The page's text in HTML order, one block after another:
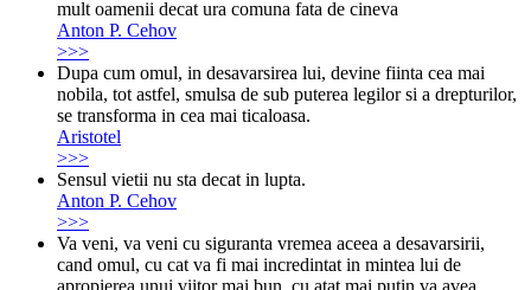
mult oamenii decat ura comuna fata de cineva
Anton P. Cehov
>>>
Dupa cum omul, in desavarsirea lui, devine fiinta cea mai
nobila, tot astfel, smulsa de sub puterea legilor si a drepturilor,
se transforma in cea mai ticaloasa.
Aristotel
>>>
Sensul vietii nu sta decat in lupta.
Anton P. Cehov
>>>
Va veni, va veni cu siguranta vremea aceea a desavarsirii,
cand omul, cu cat va fi mai incredintat in mintea lui de
apropierea unui viitor mai bun, cu atat mai putin va avea